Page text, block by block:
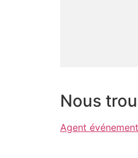
Nous
Agent